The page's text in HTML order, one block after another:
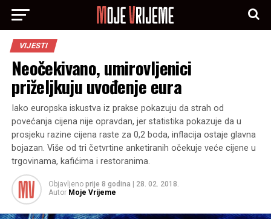
VIJESTI
Neočekivano, umirovljenici
priželjkuju uvođenje eura
Iako europska iskustva iz prakse pokazuju da strah od
povećanja cijena nije opravdan, jer statistika pokazuje da u
prosjeku razine cijena raste za 0,2 boda, inflacija ostaje glavna
bojazan. Više od tri četvrtine anketiranih očekuje veće cijene u
trgovinama, kafićima i restoranima.
Objavljeno prije 8 godina
28. 02. 2018.
Autor Moje Vrijeme